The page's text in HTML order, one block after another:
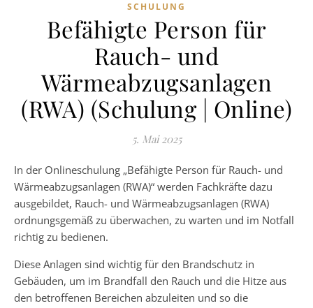
SCHULUNG
Befähigte Person für
Rauch- und
Wärmeabzugsanlagen
(RWA) (Schulung | Online)
5. Mai 2025
In der Onlineschulung „Befähigte Person für Rauch- und
Wärmeabzugsanlagen (RWA)“ werden Fachkräfte dazu
ausgebildet, Rauch- und Wärmeabzugsanlagen (RWA)
ordnungsgemäß zu überwachen, zu warten und im Notfall
richtig zu bedienen.
Diese Anlagen sind wichtig für den Brandschutz in
Gebäuden, um im Brandfall den Rauch und die Hitze aus
den betroffenen Bereichen abzuleiten und so die